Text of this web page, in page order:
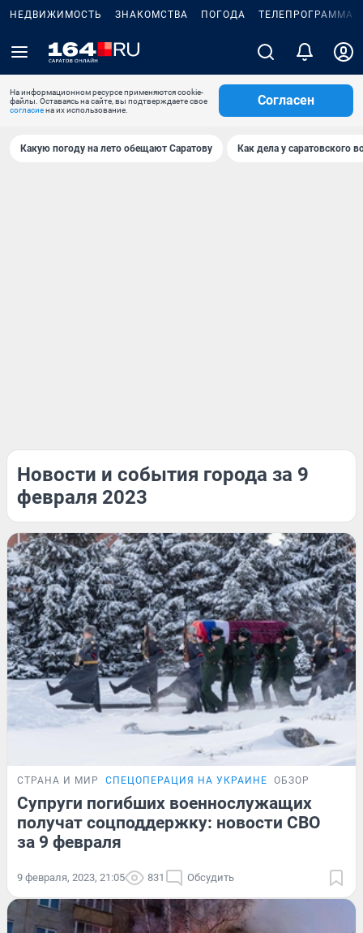
НЕДВИЖИМОСТЬ ЗНАКОМСТВА ПОГОДА ТЕЛЕПРОГРАММА
На информационном ресурсе применяются cookie-
файлы. Оставаясь на сайте, вы подтверждаете свое
согласиена их использование.
Согласен
Какую погоду на лето обещают Саратову Как дела у саратовского
Новости и события города за 9
февраля 2023
СТРАНА И МИР СПЕЦОПЕРАЦИЯ НА УКРАИНЕ ОБЗОР
Супруги погибших военнослужащих
получат соцподдержку: новости СВО
за 9 февраля
9 февраля, 2023, 21:05 831 Обсудить